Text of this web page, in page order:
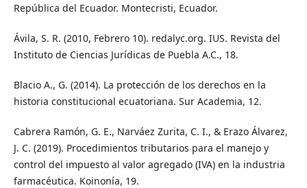
República del Ecuador. Montecristi, Ecuador.
Ávila, S. R. (2010, Febrero 10). redalyc.org. IUS. Revista del
Instituto de Ciencias Jurídicas de Puebla A.C., 18.
Blacio A., G. (2014). La protección de los derechos en la
historia constitucional ecuatoriana. Sur Academia, 12.
Cabrera Ramón, G. E., Narváez Zurita, C. I., & Erazo Álvarez,
J. C. (2019). Procedimientos tributarios para el manejo y
control del impuesto al valor agregado (IVA) en la industria
farmacéutica. Koinonía, 19.